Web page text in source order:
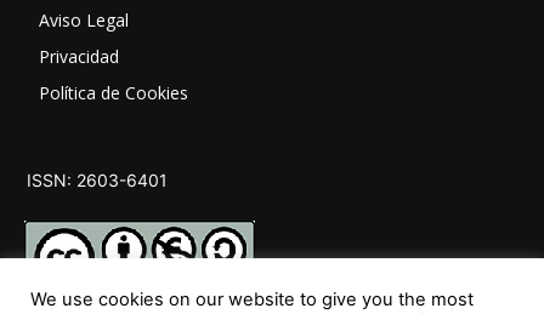
Aviso Legal
Privacidad
Política de Cookies
ISSN: 2603-6401
We use cookies on our website to give you the most